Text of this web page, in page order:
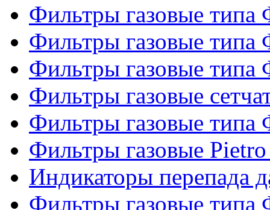
Фильтры газовые типа
Фильтры газовые
Фильтры газовые
Фильтры газовые
Фильтры газовые
Фильтры газовые
Индикаторы перепада
Фильтры газовые